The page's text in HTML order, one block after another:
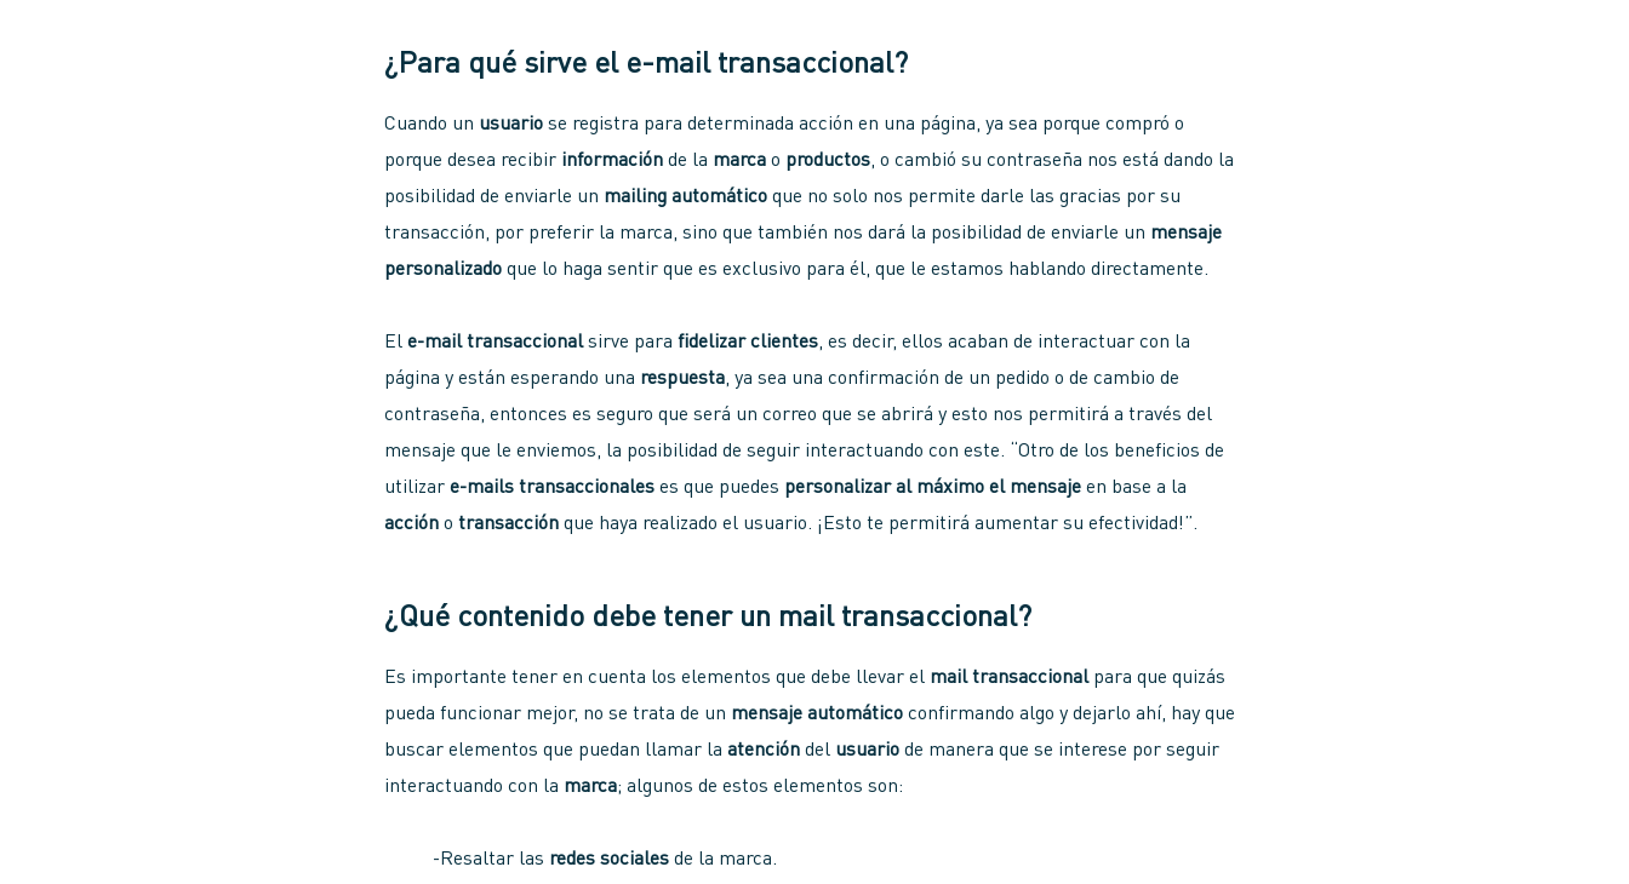
¿Para qué sirve el e-mail transaccional?
Cuando un usuario se registra para determinada acción en una página, ya sea porque compró o
porque desea recibir información de la marca o productos, o cambió su contraseña nos está dando la
posibilidad de enviarle un mailing automático que no solo nos permite darle las gracias por su
transacción, por preferir la marca, sino que también nos dará la posibilidad de enviarle un mensaje
personalizado que lo haga sentir que es exclusivo para él, que le estamos hablando directamente.
Ele-mail transaccionalsirve parafidelizar clientes, es decir, ellos acaban de interactuar con la
página y están esperando una respuesta, ya sea una confirmación de un pedido o de cambio de
contraseña, entonces es seguro que será un correo que se abrirá y esto nos permitirá a través del
mensaje que le enviemos, la posibilidad de seguir interactuando con este. “Otro de los beneficios de
utilizare-mails transaccionales es que puedes personalizar al máximo el mensaje en base a la
acción otransacción que haya realizado el usuario. ¡Esto te permitirá aumentar su efectividad!”.
¿Qué contenido debe tener un mail transaccional?
Es importante tener en cuenta los elementos que debe llevar el mail transaccionalpara que quizás
pueda funcionar mejor, no se trata de un mensaje automático confirmando algo y dejarlo ahí, hay que
buscar elementos que puedan llamar laatención del usuario de manera que se interese por seguir
interactuando con la marca; algunos de estos elementos son:
-Resaltar las redes sociales de la marca.